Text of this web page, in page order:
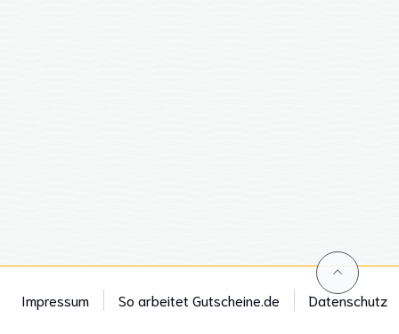
Impressum So arbeitet Gutscheine.de Datenschutz